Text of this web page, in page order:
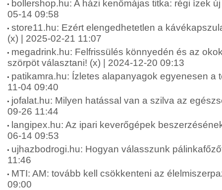
bollershop.hu: A házi kenőmájas titka: régi ízek
05-14 09:58
store11.hu: Ezért elengedhetetlen a
(x) | 2025-02-21 11:07
megadrink.hu: Felfrissülés könnyedén és az
szörpöt választani! (x) | 2024-12-20 09:13
patikamra.hu: Ízletes alapanyagok egyenesen a
11-04 09:40
jofalat.hu: Milyen hatással van a szilva az
09-26 11:44
langipex.hu: Az ipari keverőgépek
06-14 09:53
ujhazbodrogi.hu: Hogyan válasszunk
11:46
MTI: AM: tovább kell csökkenteni az
09:00